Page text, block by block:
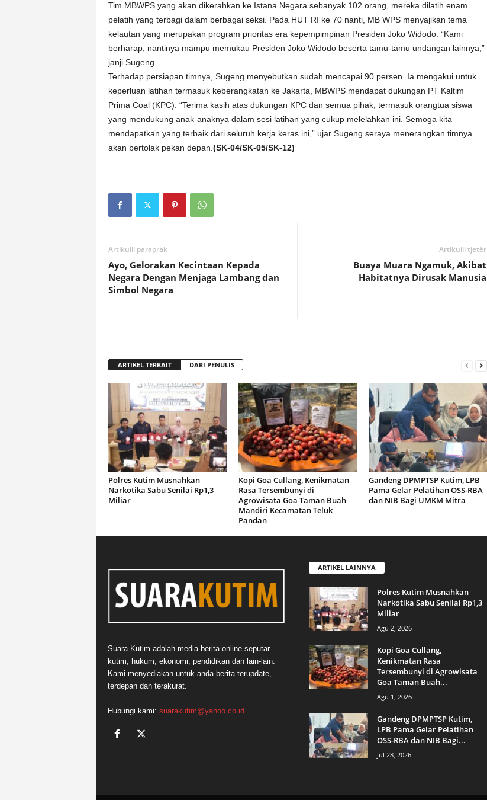
Tim MBWPS yang akan dikerahkan ke Istana Negara sebanyak 102 orang, mereka dilatih enam
pelatih yang terbagi dalam berbagai seksi. Pada HUT RI ke 70 nanti, MB WPS menyajikan tema
kelautan yang merupakan program prioritas era kepempimpinan Presiden Joko Widodo. “Kami
berharap, nantinya mampu memukau Presiden Joko Widodo beserta tamu-tamu undangan lainnya,”
janji Sugeng.
Terhadap persiapan timnya, Sugeng menyebutkan sudah mencapai 90 persen. Ia mengakui untuk
keperluan latihan termasuk keberangkatan ke Jakarta, MBWPS mendapat dukungan PT Kaltim
Prima Coal (KPC). “Terima kasih atas dukungan KPC dan semua pihak, termasuk orangtua siswa
yang mendukung anak-anaknya dalam sesi latihan yang cukup melelahkan ini. Semoga kita
mendapatkan yang terbaik dari seluruh kerja keras ini,” ujar Sugeng seraya menerangkan timnya
akan bertolak pekan depan. (SK-04/SK-05/SK-12)
Artikulli paraprak
Ayo, Gelorakan Kecintaan Kepada
Negara Dengan Menjaga Lambang dan
Simbol Negara
Artikulli tjetër
Buaya Muara Ngamuk, Akibat
Habitatnya Dirusak Manusia
ARTIKEL TERKAIT DARI PENULIS
Polres Kutim Musnahkan
Narkotika Sabu Senilai Rp1,3
Miliar
Kopi Goa Cullang, Kenikmatan
Rasa Tersembunyi di
Agrowisata Goa Taman Buah
Mandiri Kecamatan Teluk
Pandan
Gandeng DPMPTSP Kutim, LPB
Pama Gelar Pelatihan OSS-RBA
dan NIB Bagi UMKM Mitra
Suara Kutim adalah media berita online seputar
kutim, hukum, ekonomi, pendidikan dan lain-lain.
Kami menyediakan untuk anda berita terupdate,
terdepan dan terakurat.
Hubungi kami: suarakutim@yahoo.co.id
ARTIKEL LAINNYA
Polres Kutim Musnahkan
Narkotika Sabu Senilai Rp1,3
Miliar
Agu 2, 2026
Kopi Goa Cullang,
Kenikmatan Rasa
Tersembunyi di Agrowisata
Goa Taman Buah...
Agu 1, 2026
Gandeng DPMPTSP Kutim,
LPB Pama Gelar Pelatihan
OSS-RBA dan NIB Bagi...
Jul 28, 2026